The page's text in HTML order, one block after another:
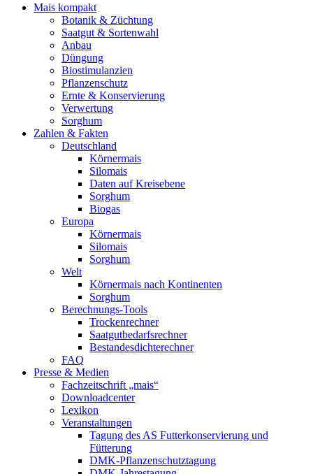
Mais kompakt
Botanik & Züchtung
Saatgut & Sortenwahl
Anbau
Düngung
Biostimulanzien
Pflanzenschutz
Ernte & Konservierung
Verwertung
Sorghum
Zahlen & Fakten
Deutschland
Körnermais
Silomais
Daten auf Kreisebene
Sorghum
Biogas
Europa
Körnermais
Silomais
Sorghum
Welt
Körnermais nach Kontinenten
Sorghum
Berechnungs-Tools
Trockenrechner
Saatgutbedarfsrechner
Bestandesdichterechner
FAQ
Presse & Medien
Fachzeitschrift „mais“
Downloadcenter
Lexikon
Veranstaltungen
Tagung des AS Futterkonservierung und
Fütterung
DMK-Pflanzenschutztagung